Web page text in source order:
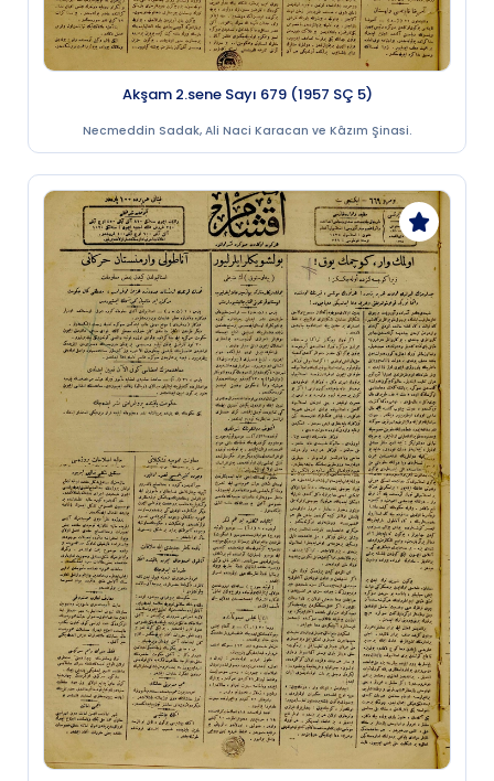
Akşam 2.sene Sayı 679 (1957 SÇ 5)
Necmeddin Sadak, Ali Naci Karacan ve Kâzım Şinasi.